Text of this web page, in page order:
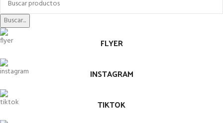
Buscar...
FLYER
INSTAGRAM
TIKTOK